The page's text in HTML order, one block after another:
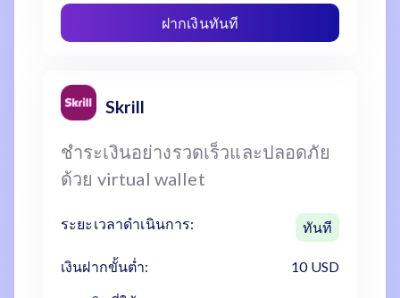
ฝากเงินทันที
Skrill
ชำระเงินอย่างรวดเร็วและปลอดภัย
ด้วย virtual wallet
ระยะเวลาดำเนินการ: ทันที
เงินฝากขั้นต่ำ: 10 USD